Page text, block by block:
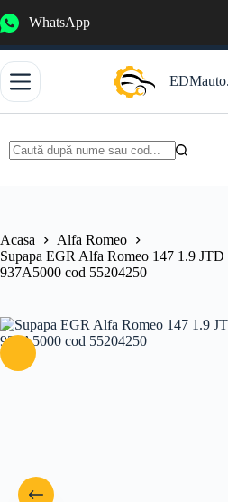
la
WhatsApp
Acasa
Alfa Romeo
Supapa EGR Alfa Romeo 147 1.9
937A5000 cod 55204250